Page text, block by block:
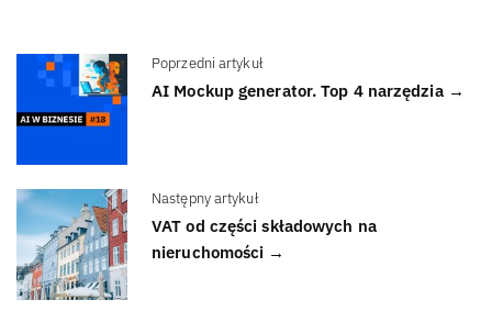
Poprzedni artykuł
AI Mockup generator. Top 4 narzędzia →
Następny artykuł
VAT od części składowych na
nieruchomości →